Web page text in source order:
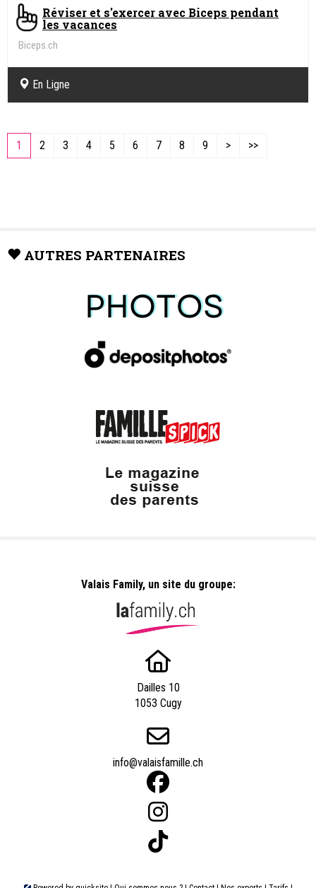
Réviser et s'exercer avec Biceps pendant
les vacances
Biceps.ch
En Ligne
1 2 3 4 5 6 7 8 9 > >>
AUTRES PARTENAIRES
Valais Family, un site du groupe:
Dailles 10
1053 Cugy
info@valaisfamille.ch